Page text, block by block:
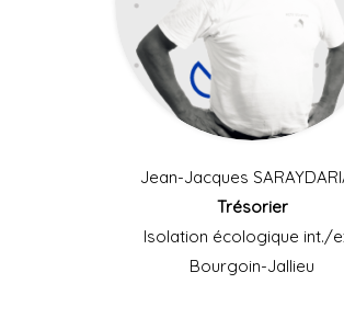
Jean-Jacques
Trésorier
Isolation écologique int./
Bourgoin-Jallieu